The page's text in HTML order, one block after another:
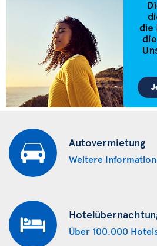
Autovermietung
Weitere
Über 100.000